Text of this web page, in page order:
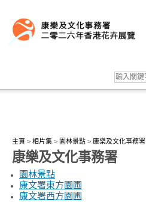
主頁 > 相片集 > 園林景點 > 康樂及文化事務署
康樂及文化事務署
園林景點
康文署東方園圃
康文署西方園圃